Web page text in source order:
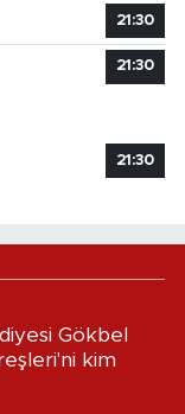
21:30
21:30
21:30
Gökbel
kim